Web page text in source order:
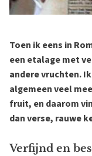
Toen ik eens in
een etalage met
andere vruchten.
algemeen veel
fruit, en daarom
dan verse, rauwe
Verfijnd en